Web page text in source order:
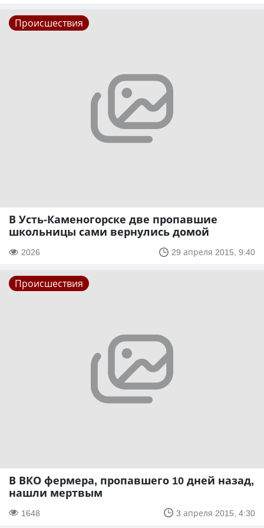
Происшествия
В Усть-Каменогорске две пропавшие
школьницы сами вернулись домой
2026 29 апреля 2015, 9:40
Происшествия
В ВКО фермера, пропавшего 10 дней назад,
нашли мертвым
1648 3 апреля 2015, 4:30